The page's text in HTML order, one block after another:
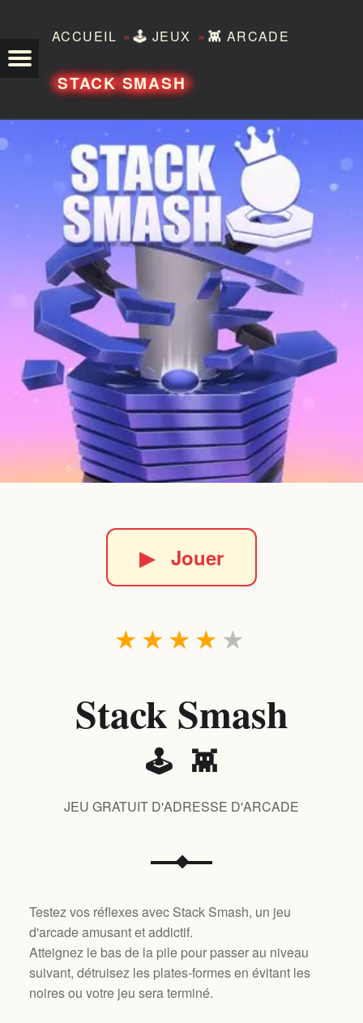
ACCUEIL »🕹️ JEUX » 👾 ARCADE
STACK SMASH
▶Jouer
★
★
★
★
★
Stack Smash
🕹️ 👾
JEU GRATUIT D'ADRESSE D'ARCADE
Testez vos réflexes avec Stack Smash, un jeu
d'arcade amusant et addictif.
Atteignez le bas de la pile pour passer au niveau
suivant, détruisez les plates-formes en évitant les
noires ou votre jeu sera terminé.